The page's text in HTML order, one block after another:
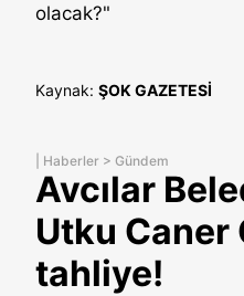
olacak?"
Kaynak: ŞOK GAZETESİ
Haberler > Gündem
Avcılar
Utku Caner
tahliye!